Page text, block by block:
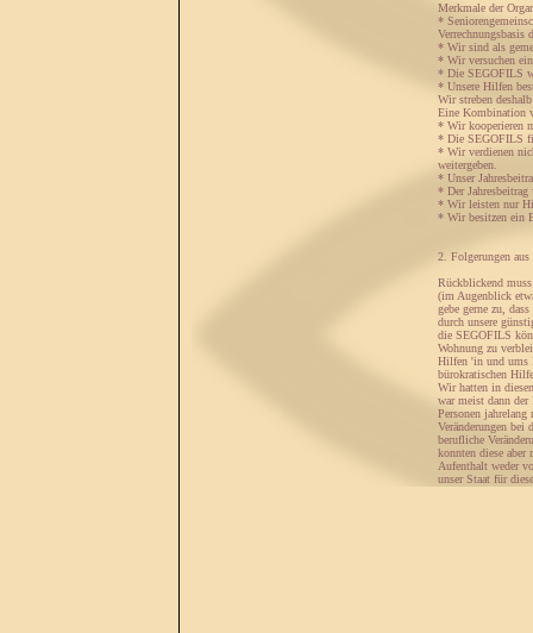
Merkmale der
*
Verrechnungsbasis
* Wir sind als
* Wir versuchen
* Die SEGOFILS
* Unsere Hilfen
Wir streben
Eine Kombination
* Wir kooperieren
* Die SEGOFILS
* Wir verdienen
weitergeben.
* Unser
* Der
* Wir leisten nur
* Wir besitzen ein
2. Folgerungen
Rückblickend
(im Augenblick
gebe gerne zu,
durch unsere
die SEGOFILS
Wohnung zu
Hilfen 'in und ums
bürokratischen
Wir hatten in
war meist dann
Personen
Veränderungen bei
berufliche
konnten diese aber
Aufenthalt weder
unser Staat für